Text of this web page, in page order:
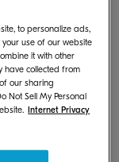
、ECM※2な
々のお客様に
ーを実現す
の各種ソリ
は今後も、独
、業務の効率
to personalize ads,
use of our website
it with other
have collected from
our sharing
Not Sell My Personal
Internet Privacy